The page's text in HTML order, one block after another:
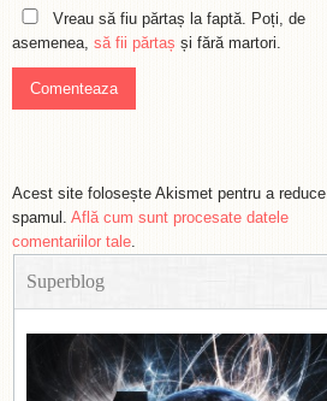
Vreau să fiu părtaș la faptă. Poți, de
asemenea, să fii părtaș și fără martori.
Acest site folosește Akismet pentru a reduce
spamul. Află cum sunt procesate datele
comentariilor tale.
Superblog